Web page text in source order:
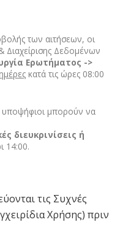
των αιτήσεων, οι
Δεδομένων
Ερωτήματος ->
κατά τις ώρες 08:00
υποψήφιοι μπορούν να
διευκρινίσεις ή
14:00.
τις Συχνές
Χρήσης) πριν